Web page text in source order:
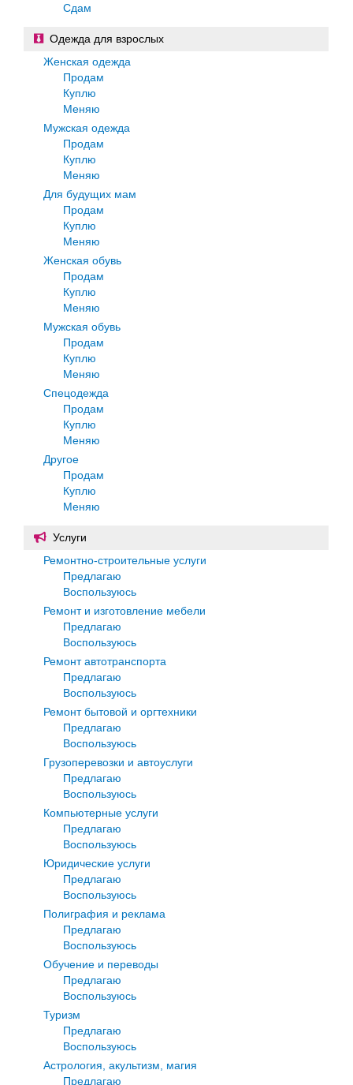
Сдам
Одежда для взрослых
Женская одежда
Продам
Куплю
Меняю
Мужская одежда
Продам
Куплю
Меняю
Для будущих мам
Продам
Куплю
Меняю
Женская обувь
Продам
Куплю
Меняю
Мужская обувь
Продам
Куплю
Меняю
Спецодежда
Продам
Куплю
Меняю
Другое
Продам
Куплю
Меняю
Услуги
Ремонтно-строительные услуги
Предлагаю
Воспользуюсь
Ремонт и изготовление мебели
Предлагаю
Воспользуюсь
Ремонт автотранспорта
Предлагаю
Воспользуюсь
Ремонт бытовой и оргтехники
Предлагаю
Воспользуюсь
Грузоперевозки и автоуслуги
Предлагаю
Воспользуюсь
Компьютерные услуги
Предлагаю
Воспользуюсь
Юридические услуги
Предлагаю
Воспользуюсь
Полиграфия и реклама
Предлагаю
Воспользуюсь
Обучение и переводы
Предлагаю
Воспользуюсь
Туризм
Предлагаю
Воспользуюсь
Астрология, акультизм, магия
Предлагаю